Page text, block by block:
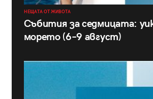
НЕЩАТА ОТ ЖИВОТА
Събития за седмицата:
морето (6–9 август)